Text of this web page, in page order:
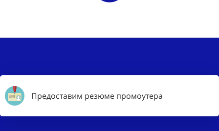
Предоставим резюме промоутера